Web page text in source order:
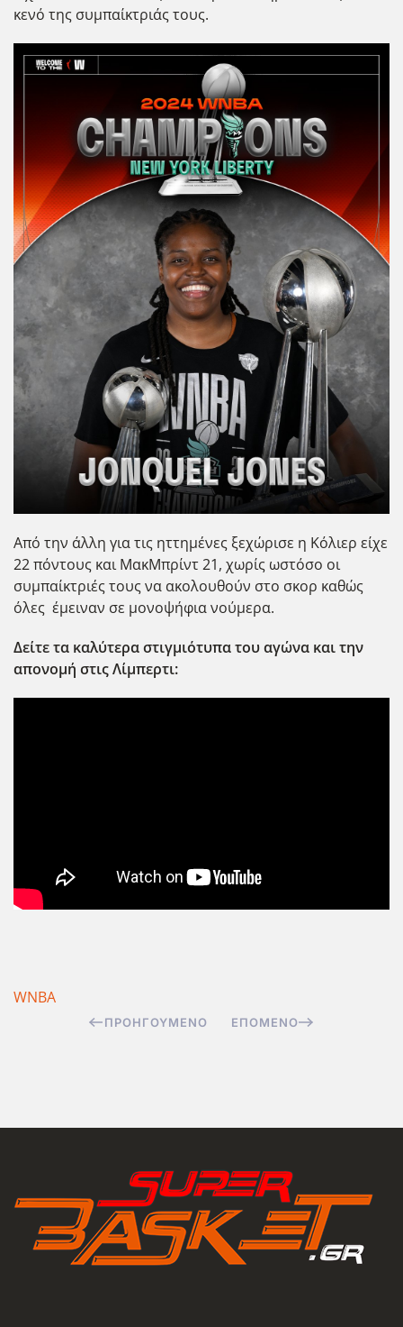
κενό της συμπαίκτριάς τους.
Από την άλλη για τις ηττημένες ξεχώρισε η Κόλιερ είχε
22 πόντους και ΜακΜπρίντ 21, χωρίς ωστόσο οι
συμπαίκτριές τους να ακολουθούν στο σκορ καθώς
όλες έμειναν σε μονοψήφια νούμερα.
Δείτε τα καλύτερα στιγμιότυπα του αγώνα και την
απονομή στις Λίμπερτι:
WNBA
ΠΡΟΗΓΟΎΜΕΝΟ ΕΠΌΜΕΝΟ